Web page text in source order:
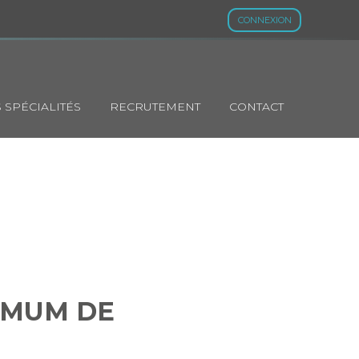
CONNEXION
SPÉCIALITÉS RECRUTEMENT CONTACT
DE